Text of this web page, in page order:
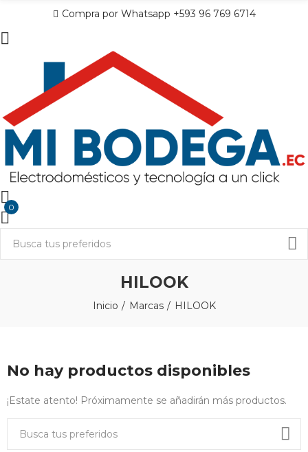
Compra por Whatsapp +593 96 769 6714
0
HILOOK
Inicio Marcas HILOOK
No hay productos disponibles
¡Estate atento! Próximamente se añadirán más productos.